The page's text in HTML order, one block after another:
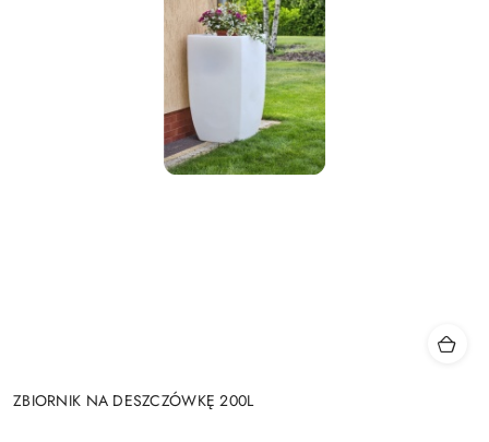
ZBIORNIK NA DESZCZÓWKĘ 200L